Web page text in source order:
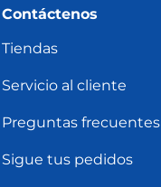
Contáctenos
Tiendas
Servicio al cliente
Preguntas frecuentes
Sigue tus pedidos